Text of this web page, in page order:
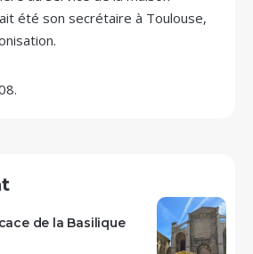
été son secrétaire à Toulouse,
de la Basilique